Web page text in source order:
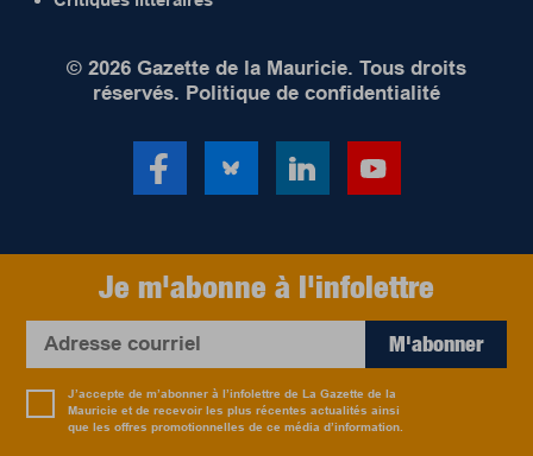
© 2026 Gazette de la Mauricie. Tous droits
réservés. Politique de confidentialité
Je m'abonne à l'infolettre
M'abonner
J’accepte de m’abonner à l’infolettre de La Gazette de la
Mauricie et de recevoir les plus récentes actualités ainsi
que les offres promotionnelles de ce média d’information.